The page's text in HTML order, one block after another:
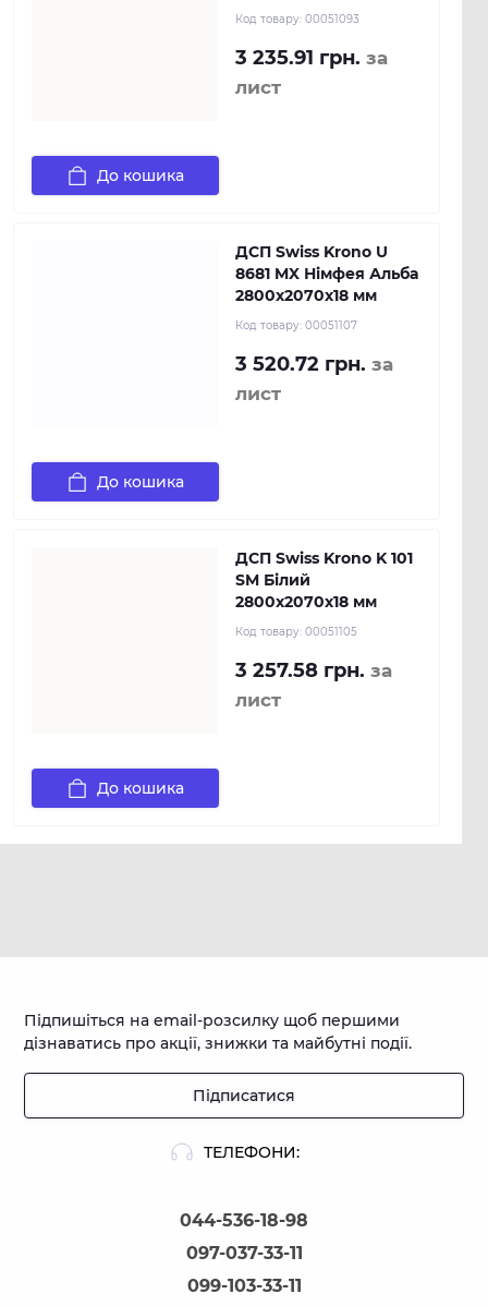
Код товару: 00051093
3 235.91 грн. за
лист
До кошика
ДСП Swiss Krono U
8681 MX Німфея Альба
2800х2070х18 мм
Код товару: 00051107
3 520.72 грн. за
лист
До кошика
ДСП Swiss Krono K 101
SM Білий
2800х2070х18 мм
Код товару: 00051105
3 257.58 грн. за
лист
До кошика
ТЕЛЕФОНИ:
044-536-18-98
097-037-33-11
099-103-33-11
Підпишіться на email-розсилку щоб першими
дізнаватись про акції, знижки та майбутні події.
Підписатися